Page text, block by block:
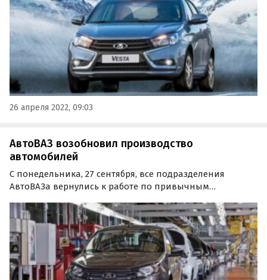
«Нетипичный АвтоВАЗ» в…
26 апреля 2022, 09:03
АвтоВАЗ возобновил производство
автомобилей
С понедельника, 27 сентября, все подразделения
АвтоВАЗа вернулись к работе по привычным
последнее время линии B0, а также СКП и СКП Kalina,
сообщает паблик «Нетипичный АвтоВАЗ» в соцсети
«ВКонтакте».